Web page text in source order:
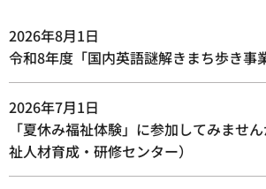
2026年8月1日
令和8年度「国内英語謎解きまち歩き事
2026年7月1日
「夏休み福祉体験」に参加してみませ
祉人材育成・研修センター）